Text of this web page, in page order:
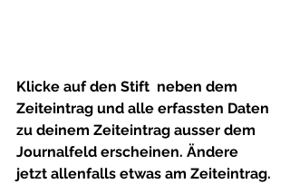
Klicke auf den Stift  neben dem
Zeiteintrag und alle erfassten Daten
zu deinem Zeiteintrag ausser dem
Journalfeld erscheinen. Ändere
jetzt allenfalls etwas am Zeiteintrag.